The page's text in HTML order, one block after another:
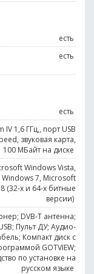
есть
есть
есть
IV 1,6 ГГц,, порт USB
звуковая карта,
100 МБайт на диске
Windows Vista,
7, Microsoft
(32-х и 64-х битные
версии)
DVB-T антенна;
Пульт ДУ; Аудио-
Компакт диск с
GOTVIEW;
по установке на
русском языке